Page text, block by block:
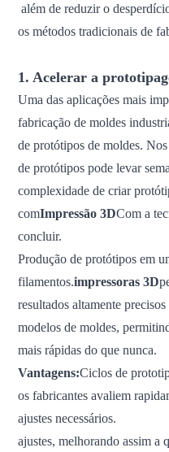
além de reduzir o
os métodos tradicionais de
1. Acelerar a
Uma das aplicações mais
fabricação de moldes
de protótipos de moldes.
de protótipos pode levar
complexidade de criar
comImpressão 3DCom a
concluir.
Produção de protótipos em
filamentos.impressoras 3D
resultados altamente precisos
modelos de moldes,
mais rápidas do que nunca.
Vantagens:Ciclos de
os fabricantes avaliem
ajustes necessários.
ajustes, melhorando assim a